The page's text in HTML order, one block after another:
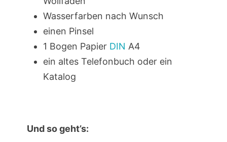
Wasserfarben nach Wunsch
einen Pinsel
1 Bogen Papier DIN A4
ein altes Telefonbuch oder ein
Katalog
Und so geht’s: